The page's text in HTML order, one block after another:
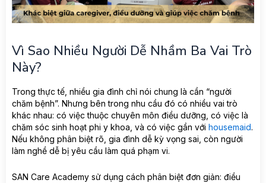
Vì Sao Nhiều Người Dễ Nhầm Ba Vai Trò
Này?
Trong thực tế, nhiều gia đình chỉ nói chung là cần “người
chăm bệnh”. Nhưng bên trong nhu cầu đó có nhiều vai trò
khác nhau: có việc thuộc chuyên môn điều dưỡng, có việc là
chăm sóc sinh hoạt phi y khoa, và có việc gần với housemaid.
Nếu không phân biệt rõ, gia đình dễ kỳ vọng sai, còn người
làm nghề dễ bị yêu cầu làm quá phạm vi.
SAN Care Academy sử dụng cách phân biệt đơn giản: điều